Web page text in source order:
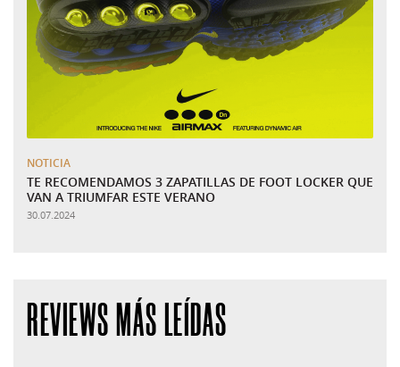
NOTICIA
TE RECOMENDAMOS 3 ZAPATILLAS DE FOOT LOCKER QUE
VAN A TRIUMFAR ESTE VERANO
30.07.2024
REVIEWS MÁS LEÍDAS